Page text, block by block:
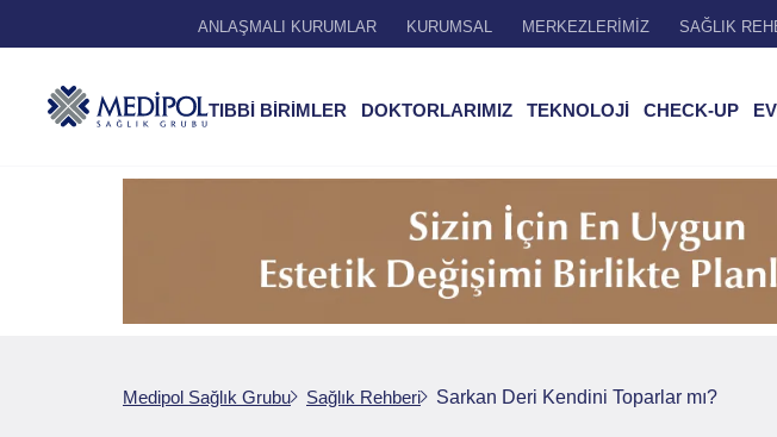
ANLAŞMALI KURUMLAR KURUMSAL MERKEZLERİMİZ SAĞLIK
TIBBİ BİRİMLER DOKTORLARIMIZ TEKNOLOJİ CHECK-UP
Medipol Sağlık Grubu Sağlık Rehberi Sarkan Deri Kendini Toparlar mı?